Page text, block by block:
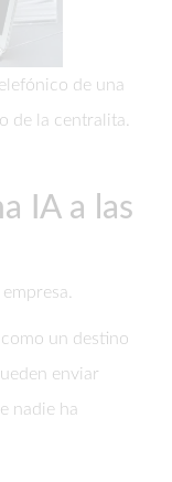
de una
de la centralita.
IA a las
un destino
enviar
nadie ha